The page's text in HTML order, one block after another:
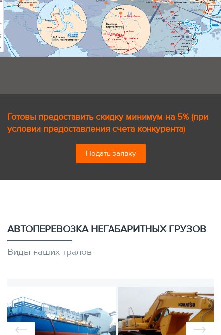
Готовы предоставить скидку минимум на 5% (при
условии предоставления счета конкурента)
Подать заявку
АВТОПЕРЕВОЗКА НЕГАБАРИТНЫХ ГРУЗОВ
Виды наших тралов